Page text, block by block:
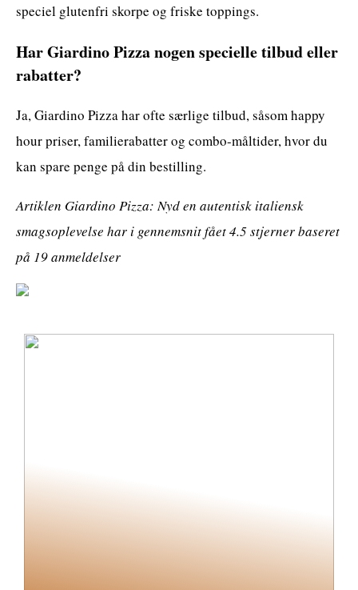
speciel glutenfri skorpe og friske toppings.
Har Giardino Pizza nogen specielle tilbud eller
rabatter?
Ja, Giardino Pizza har ofte særlige tilbud, såsom happy
hour priser, familierabatter og combo-måltider, hvor du
kan spare penge på din bestilling.
Artiklen Giardino Pizza: Nyd en autentisk italiensk
smagsoplevelse har i gennemsnit fået4.5stjerner baseret
på 19anmeldelser